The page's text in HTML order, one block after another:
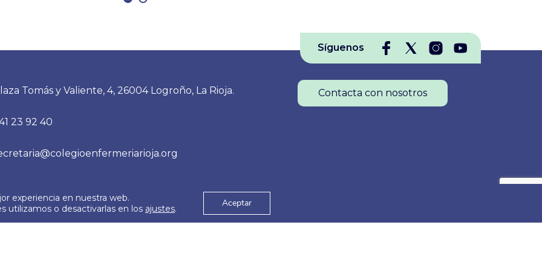
Síguenos
Tomás y Valiente, 4, 26004 Logroño, La Rioja.
23 92 40
Contacta con nosotros
© 2026
Aviso Legal
experiencia en nuestra web.
utilizamos o desactivarlas en los ajustes. Aceptar